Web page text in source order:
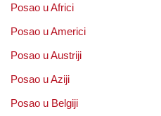
Posao u Africi
Posao u Americi
Posao u Austriji
Posao u Aziji
Posao u Belgiji